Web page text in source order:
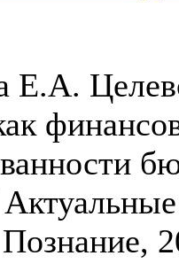
Е.А.
Познание,